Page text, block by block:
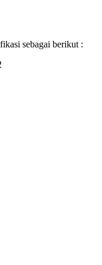
sebagai berikut :